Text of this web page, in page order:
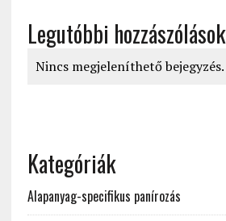
Legutóbbi hozzászólások
Nincs megjeleníthető bejegyzés.
Kategóriák
Alapanyag-specifikus panírozás